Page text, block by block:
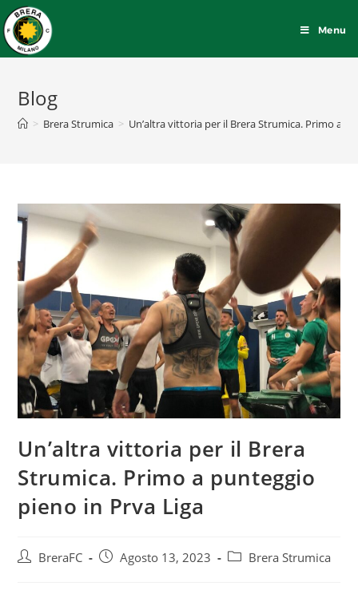
Menu
Blog
> Brera Strumica > Un’altra vittoria per il Brera Strumica. Primo a
Un’altra vittoria per il Brera
Strumica. Primo a punteggio
pieno in Prva Liga
BreraFC Agosto 13, 2023 Brera Strumica